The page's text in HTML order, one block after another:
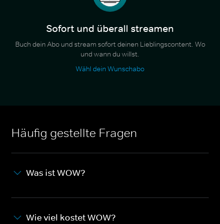
Sofort und überall streamen
Buch dein Abo und stream sofort deinen Lieblingscontent. Wo
und wann du willst.
Wähl dein Wunschabo
Häufig gestellte Fragen
Was ist WOW?
Wie viel kostet WOW?